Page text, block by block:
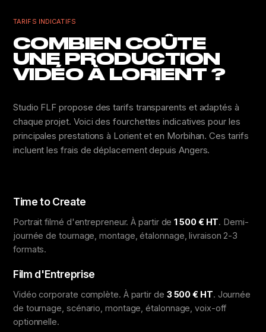
TARIFS INDICATIFS
COMBIEN COÛTE
UNE PRODUCTION
VIDÉO À LORIENT ?
Studio FLF propose des tarifs transparents et adaptés à
chaque projet. Voici des fourchettes indicatives pour les
principales prestations à Lorient et en Morbihan. Ces tarifs
incluent les frais de déplacement depuis Angers.
Time to Create
Portrait filmé d'entrepreneur. À partir de1 500 € HT. Demi-
journée de tournage, montage, étalonnage, livraison 2-3
formats.
Film d'Entreprise
Vidéo corporate complète. À partir de 3 500 € HT. Journée
de tournage, scénario, montage, étalonnage, voix-off
optionnelle.